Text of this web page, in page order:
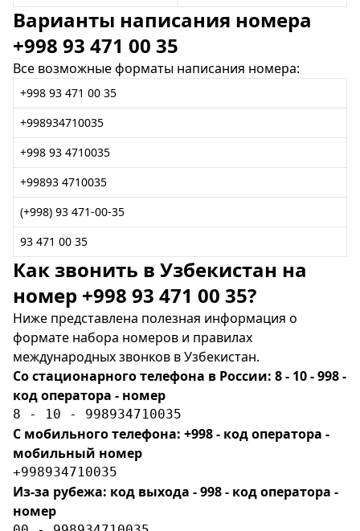
Варианты написания номера
+998 93 471 00 35
Все возможные форматы написания номера:
+998 93 471 00 35
+998934710035
+998 93 4710035
+99893 4710035
(+998) 93 471-00-35
93 471 00 35
Как звонить в Узбекистан на
номер +998 93 471 00 35?
Ниже представлена полезная информация о
формате набора номеров и правилах
международных звонков в Узбекистан.
Со стационарного телефона в России: 8 - 10 - 998 -
код оператора - номер
8 - 10 - 998934710035
С мобильного телефона: +998 - код оператора -
мобильный номер
+998934710035
Из-за рубежа: код выхода - 998 - код оператора -
номер